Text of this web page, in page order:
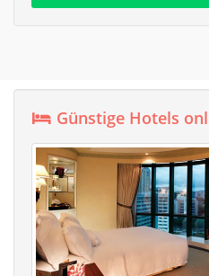
Günstige Hotels